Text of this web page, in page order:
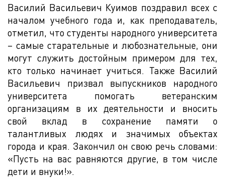
Василий Васильевич Куимов поздравил всех с
началом учебного года и, как преподаватель,
отметил, что студенты народного университета
– самые старательные и любознательные, они
могут служить достойным примером для тех,
кто только начинает учиться. Также Василий
Васильевич призвал выпускников народного
университета помогать ветеранским
организациям в их деятельности и вносить
свой вклад в сохранение памяти о
талантливых людях и значимых объектах
города и края. Закончил он свою речь словами:
«Пусть на вас равняются другие, в том числе
дети и внуки!».